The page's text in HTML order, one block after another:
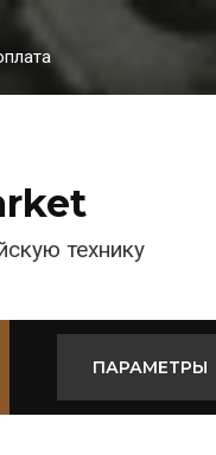
технику
ПАРАМЕТРЫ